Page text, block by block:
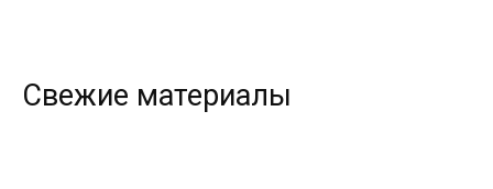
Свежие материалы